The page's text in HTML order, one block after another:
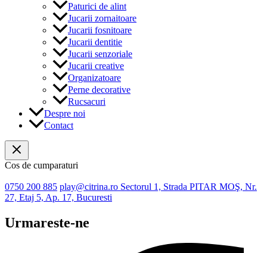
Paturici de alint
Jucarii zornaitoare
Jucarii fosnitoare
Jucarii dentitie
Jucarii senzoriale
Jucarii creative
Organizatoare
Perne decorative
Rucsacuri
Despre noi
Contact
Cos de cumparaturi
0750 200 885 play@citrina.ro Sectorul 1, Strada PITAR MOŞ, Nr.
27, Etaj 5, Ap. 17, Bucuresti
Urmareste-ne